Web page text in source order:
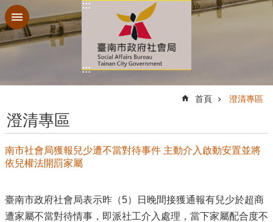
跳到主要內容區塊
:::
:::
首頁 澄清專區
澄清專區
南市社會局獲報兒少遭不當對待事件 主動介入啟動安置並將
依兒權法開罰家屬
臺南市政府社會局表示昨（5）日晚間接獲通報有兒少於超商
遭家屬不當對待情事，即派社工介入處理，當下家屬配合度不